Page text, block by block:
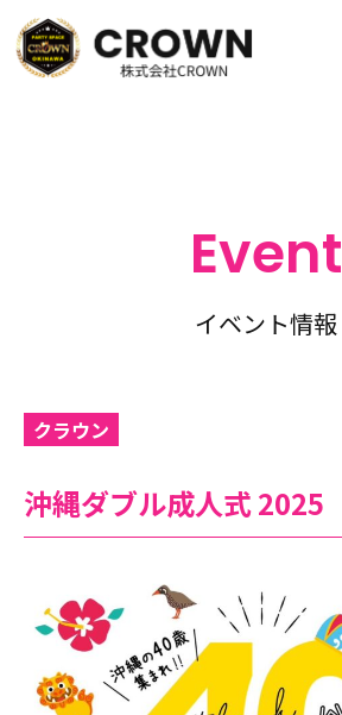
Event
イベント情報
クラウン
沖縄ダブル成人式 2025